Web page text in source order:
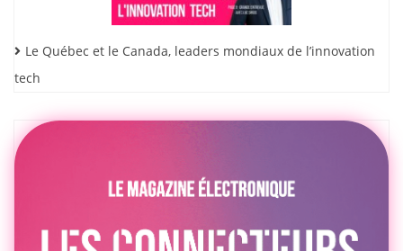
Le Québec et le Canada, leaders mondiaux de l’innovation
tech